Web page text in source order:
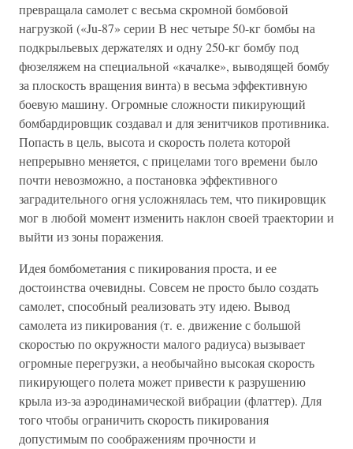
превращала самолет с весьма скромной бомбовой
нагрузкой («Ju-87» серии В нес четыре 50-кг бомбы на
подкрыльевых держателях и одну 250-кг бомбу под
фюзеляжем на специальной «качалке», выводящей бомбу
за плоскость вращения винта) в весьма эффективную
боевую машину. Огромные сложности пикирующий
бомбардировщик создавал и для зенитчиков противника.
Попасть в цель, высота и скорость полета которой
непрерывно меняется, с прицелами того времени было
почти невозможно, а постановка эффективного
заградительного огня усложнялась тем, что пикировщик
мог в любой момент изменить наклон своей траектории и
выйти из зоны поражения.
Идея бомбометания с пикирования проста, и ее
достоинства очевидны. Совсем не просто было создать
самолет, способный реализовать эту идею. Вывод
самолета из пикирования (т. е. движение с большой
скоростью по окружности малого радиуса) вызывает
огромные перегрузки, а необычайно высокая скорость
пикирующего полета может привести к разрушению
крыла из-за аэродинамической вибрации (флаттер). Для
того чтобы ограничить скорость пикирования
допустимым по соображениям прочности и